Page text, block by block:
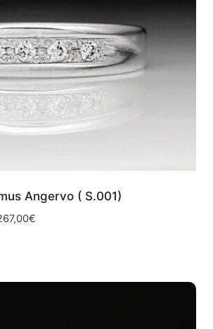
Angervo ( S.001)
€Hintaluokka: